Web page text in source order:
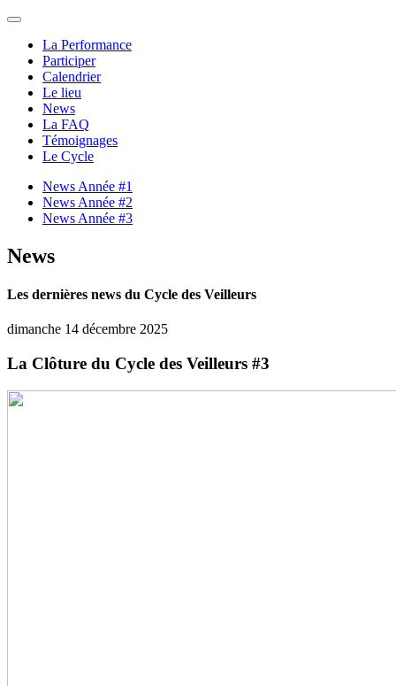
La Performance
Participer
Calendrier
Le lieu
News
La FAQ
Témoignages
Le Cycle
News Année #1
News Année #2
News Année #3
News
Les dernières news du Cycle des Veilleurs
dimanche 14 décembre 2025
La Clôture du Cycle des Veilleurs #3